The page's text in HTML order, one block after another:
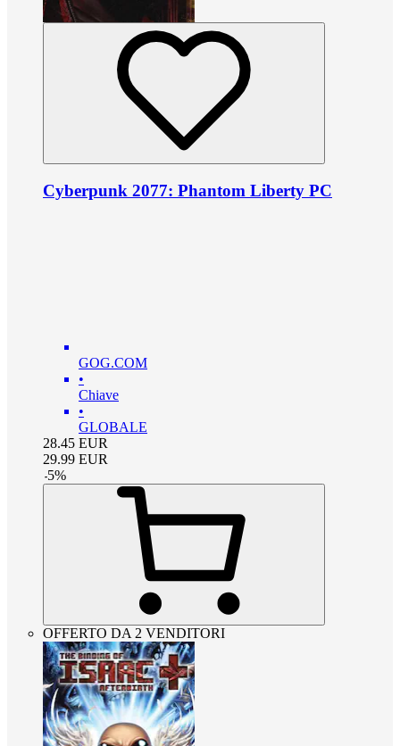
Cyberpunk 2077: Phantom Liberty PC
GOG.COM
•
Chiave
•
GLOBALE
28.45 EUR
29.99 EUR
-5%
OFFERTO DA 2 VENDITORI